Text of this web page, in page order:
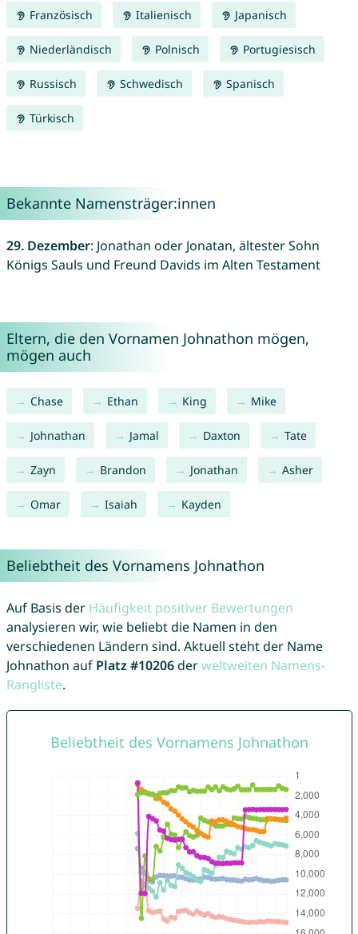
Französisch Italienisch Japanisch
Niederländisch Polnisch Portugiesisch
Russisch Schwedisch Spanisch
Türkisch
Bekannte Namensträger:innen
29. Dezember: Jonathan oder Jonatan, ältester Sohn
Königs Sauls und Freund Davids im Alten Testament
Eltern, die den Vornamen Johnathon mögen,
mögen auch
Chase Ethan King Mike
Johnathan Jamal Daxton Tate
Zayn Brandon Jonathan Asher
Omar Isaiah Kayden
Beliebtheit des Vornamens Johnathon
Auf Basis der Häufigkeit positiver Bewertungen
analysieren wir, wie beliebt die Namen in den
verschiedenen Ländern sind. Aktuell steht der Name
Johnathon auf Platz #10206derweltweiten Namens-
Rangliste.